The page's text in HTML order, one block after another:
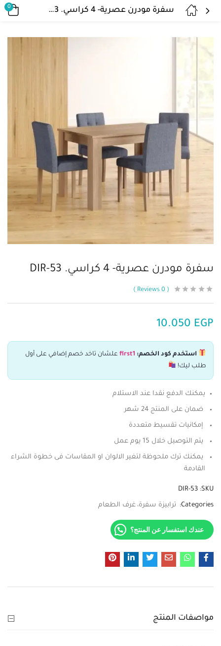
سفرة مودرن عصرية- 4 كراسي. DIR-53 0
سفرة مودرن عصرية- 4 كراسي. DIR-53
0
10.050 EGP
استخدم كود الخصم: first1علشان تاخد خصم إضافي على أول
طلب ليك!
يمكنك الدفع نقدا عند الاستلام
ضمان على المنتج 24 شهر
إمكانيات تقسيط متعددة
يتم التوصيل خلال 15 يوم عمل
يمكنك ترك ملحوظة لتغير الالوان او المقاسات فى خطوة الشراء
القادمة
SKU:
DIR-53
Categories: ترابيزة سفرة غرف الطعام
عندك استفسار عن المنتج؟
مواصفات المنتج